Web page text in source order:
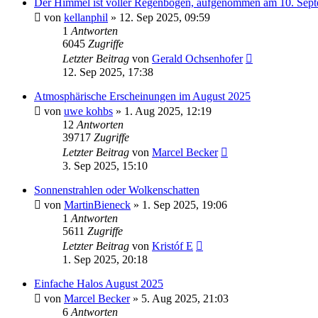
Der Himmel ist voller Regenbögen, aufgenommen am 10.
von kellanphil » 12. Sep 2025, 09:59
1 Antworten
6045 Zugriffe
Letzter Beitrag von Gerald Ochsenhofer
12. Sep 2025, 17:38
Atmosphärische Erscheinungen im August 2025
von uwe kohbs » 1. Aug 2025, 12:19
12 Antworten
39717 Zugriffe
Letzter Beitrag von Marcel Becker
3. Sep 2025, 15:10
Sonnenstrahlen oder Wolkenschatten
von MartinBieneck » 1. Sep 2025, 19:06
1 Antworten
5611 Zugriffe
Letzter Beitrag von Kristóf E
1. Sep 2025, 20:18
Einfache Halos August 2025
von Marcel Becker» 5. Aug 2025, 21:03
6 Antworten